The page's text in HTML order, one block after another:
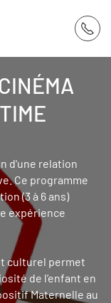
d'une relation
Ce programme
(3 à 6 ans)
expérience
culturel permet
de l’enfant en
Maternelle au